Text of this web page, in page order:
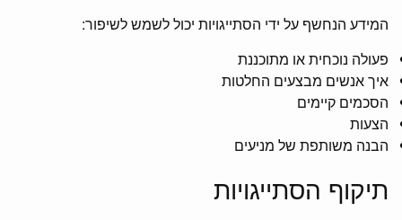
המידע הנחשף על ידי הסתייגויות יכול לשמש לשיפור:
פעולה נוכחית או מתוכננת
איך אנשים מבצעים החלטות
הסכמים קיימים
הצעות
הבנה משותפת של מניעים
תיקוף הסתייגויות